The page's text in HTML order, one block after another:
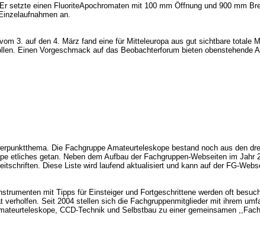
einen FluoriteApochromaten mit 100 mm Öffnung und 900 mm
an.
3. auf den 4. März fand eine für Mitteleuropa aus gut sichtbare totale
Einen Vorgeschmack auf das Beobachterforum bieten obenstehende
Die Fachgruppe Amateurteleskope bestand noch aus den
getan. Neben dem Aufbau der Fachgruppen-Webseiten im Jahr
Diese Liste wird laufend aktualisiert und kann auf der FG-
mit Tipps für Einsteiger und Fortgeschrittene werden oft
Seit 2004 stellen sich die Fachgruppenmitglieder mit ihrem
CCD-Technik und Selbstbau zu einer gemeinsamen